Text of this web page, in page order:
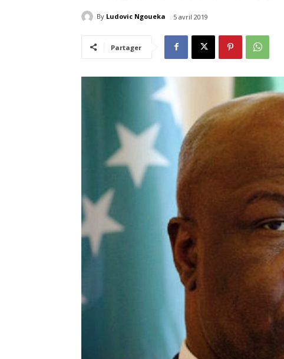
By Ludovic Ngoueka 5 avril 2019
Partager